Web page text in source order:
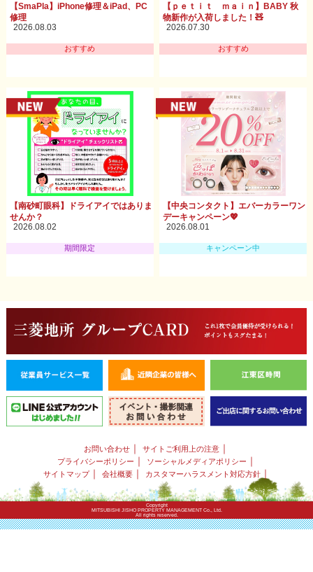
【SmaPla】iPhone修理＆iPad、PC
修理
2026.08.03
おすすめ
【ｐｅｔｉｔ ｍａｉｎ】BABY 秋
物新作が入荷しました！🧸
2026.07.30
おすすめ
【南砂町眼科】ドライアイではありま
せんか？
2026.08.02
期間限定
【中央コンタクト】エバーカラーワン
デーキャンペーン💖
2026.08.01
キャンペーン中
お問い合わせ ｜ サイトご利用上の注意 ｜
プライバシーポリシー ｜ ソーシャルメディアポリシー ｜
サイトマップ｜ 会社概要｜ カスタマーハラスメント対応方針｜
Copyright
MITSUBISHI JISHO PROPERTY MANAGEMENT Co., Ltd.
All rights reserved.